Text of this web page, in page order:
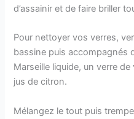
d’assainir et de faire briller
Pour nettoyer vos verres,
bassine puis accompagnés
Marseille liquide, un verre
jus de citron.
Mélangez le tout puis